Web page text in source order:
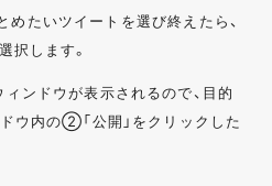
めたいツイートを選び終えたら、
択します。
ンドウが表示されるので、目的
ウ内の②「公開」をクリックした